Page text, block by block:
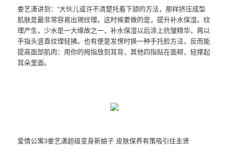
娄艺潇讲到：“大伙儿或许不清楚托着下颌的方法，那样挤压成型
肌肤是最非常容易出現纹理。这时候要做的是，提升补水保湿。纹
理产生，少水是一大缘故之一，补水保湿以后涂上抗皱精华，再以
手指头竖直纹理轻拂。也有便是发愣时换一种手托脸方法，反而能
提高面部肌肉：用你的拇指放到耳背，其他四指贴在面颊，轻撑起
耳朵里面。
爱情公寓3娄艺潇超级变身新娘子 皮肤保养有策吸引住圭贤